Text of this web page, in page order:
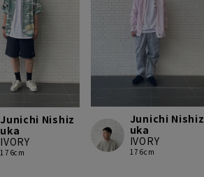
Junichi Nishiz
uka
IVORY
176cm
Junichi Nishiz
uka
IVORY
176cm